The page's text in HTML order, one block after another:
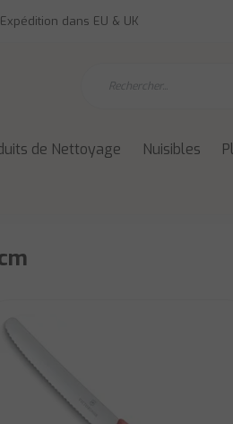
Expédition dans EU & UK
de Nettoyage Nuisibles